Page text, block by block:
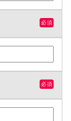
必須
必須